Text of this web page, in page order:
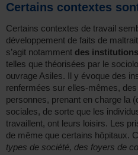
Certains contextes
Certains contextes de travail
développement de faits de
s’agit notamment des
telles que théorisées par le
ouvrage Asiles. Il y évoque des
renfermées sur elles-mêmes, des
personnes, prenant en charge la
sociales, de sorte que les
travaillent, ont leurs loisirs. Les
de même que certains hôpitaux.
types de société, des foyers de